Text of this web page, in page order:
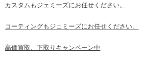
カスタムもジェミーズにお任せください。
コーティングもジェミーズにお任せください。
高価買取、下取りキャンペーン中